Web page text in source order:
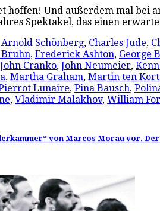
hoffen! Und außerdem mal
Spektakel, das einen
Arnold Schönberg, Charles Jude,
, Frederick Ashton, George
John Cranko, John Neumeier,
, Martha Graham, Martin ten
Lunaire, Pina Bausch,
, Vladimir Malakhov, William
von Marcos Morau vor.